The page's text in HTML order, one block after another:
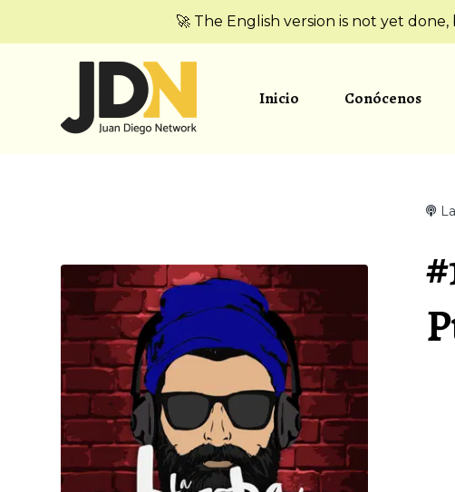
🚀 The English version is not yet done,
Inicio Conócenos